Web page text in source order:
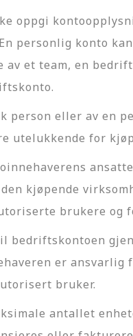
oppgi
personlig konto
et team, en
person eller av en
utelukkende for
kjøpende
brukere og
bedriftskontoen
er
bruker.
antallet